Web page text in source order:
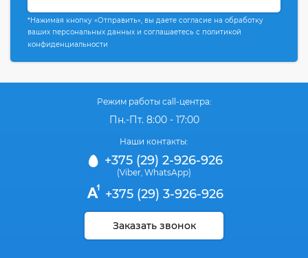
*Нажимая кнопку «Отправить», вы даете согласие на обработку
ваших персональных данных и соглашаетесь с политикой
конфиденциальности
Режим работы call-центра:
Пн.-Пт. 8:00 - 17:00
Наши контакты:
+375 (29) 2-926-926
(Viber WhatsApp)
+375 (29) 3-926-926
Заказать звонок